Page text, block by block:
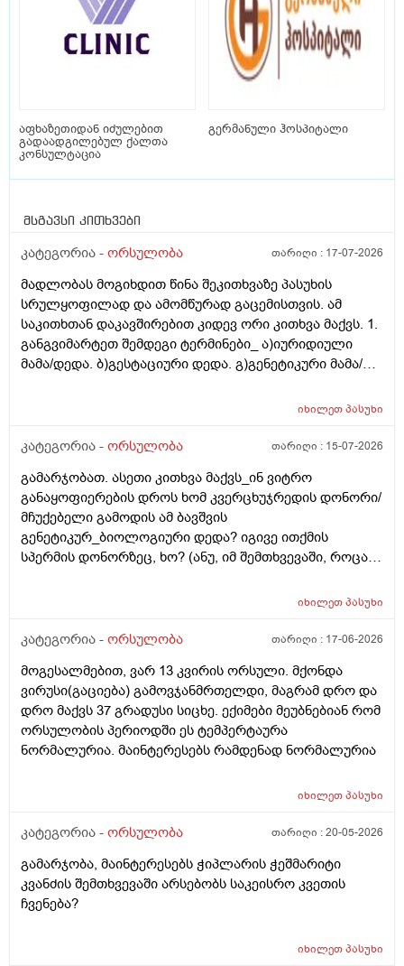
აფხაზეთიდან იძულებით
გადაადგილებულ ქალთა
კონსულტაცია
გერმანული ჰოსპიტალი
მსგავსი კითხვები
კატეგორია - ორსულობა თარიღი : 17-07-2026
მადლობას მოგიხდით წინა შეკითხვაზე პასუხის
სრულყოფილად და ამომწურად გაცემისთვის. ამ
საკითხთან დაკავშირებით კიდევ ორი კითხვა მაქვს. 1.
განგვიმარტეთ შემდეგი ტერმინები_ ა)იურიდიული
მამა/დედა. ბ)გესტაციური დედა. გ)გენეტიკური მამა/
კიდევ_მსოფლიოს მრავალ ქვეყანაში აქტიურად
თუ ხელოვნური განაყოფიერების ცენტრებში მომუშავე
რამდენად გავრცელებულია საქართველოში?
იხილეთპასუხი
კატეგორია - ორსულობა თარიღი : 15-07-2026
გამარჯობათ. ასეთი კითხვა მაქვს_ინ ვიტრო
განაყოფიერების დროს ხომ კვერცხუჯრედის დონორი/
მჩუქებელი გამოდის ამ ბავშვის
გენეტიკურ_ბიოლოგიური დედა? იგივე ითქმის
სპერმის დონორზეც, ხო? (ანუ, იმ შემთხვევაში, როცა
წყვილი) და კიდევ_თუ მედიცინა აბორტს ჩასახული
როცა ლაბორატორიაში, სინჯარაში
მის მშობლებს?
იხილეთპასუხი
კატეგორია - ორსულობა თარიღი : 17-06-2026
მოგესალმებით, ვარ 13 კვირის ორსული. მქონდა
ვირუსი(გაციება) გამოვჯანმრთელდი, მაგრამ დრო და
დრო მაქვს 37 გრადუსი სიცხე. ექიმები მეუბნებიან რომ
ორსულობის პერიოდში ეს ტემპერტაურა
ნორმალურია. მაინტერესებს რამდენად ნორმალურია
იხილეთპასუხი
კატეგორია - ორსულობა თარიღი :20-05-2026
გამარჯობა, მაინტერესებს ჭიპლარის ჭეშმარიტი
კვანძის შემთხვევაში არსებობს საკეისრო კვეთის
ჩვენება?
იხილეთპასუხი